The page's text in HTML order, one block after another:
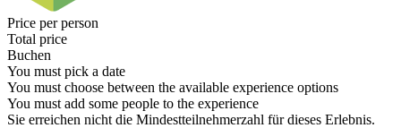
Price per person
Total price
Buchen
You must pick a date
You must choose between the available experience options
You must add some people to the experience
Sie erreichen nicht die Mindestteilnehmerzahl für dieses Erlebnis.